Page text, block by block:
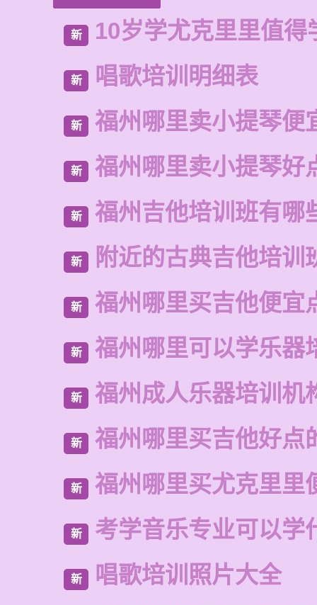
新 10岁学尤克里里值得
新 唱歌培训明细表
新 福州哪里卖小提琴便
新 福州哪里卖小提琴好
新 福州吉他培训班有哪
新 附近的古典吉他培训
新 福州哪里买吉他便宜
新 福州哪里可以学乐器
新 福州成人乐器培训机
新 福州哪里买吉他好点
新 福州哪里买尤克里里
新 考学音乐专业可以学
新 唱歌培训照片大全